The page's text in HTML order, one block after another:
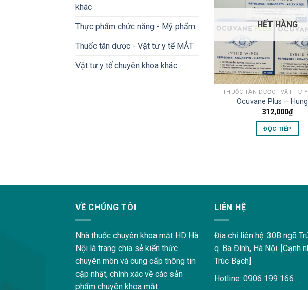
khác
Thực phẩm chức năng - Mỹ phẩm
Thuốc tân dược - Vật tư y tế MẮT
Vật tư y tế chuyên khoa khác
HẾT HÀNG
THUỐC TÂN DƯỢC - VẬT TƯ
Ocuvane Plus –
312,000₫
ĐỌC TIẾP
VỀ CHÚNG TÔI
Nhà thuốc chuyên khoa mắt HD Hà
Nội là trang chia sẻ kiến thức
chuyên môn và cung cấp thông tin
cập nhật, chính xác về các sản
phẩm chuyên khoa mắt.
LIÊN HỆ
Địa chỉ liên hệ: 30B ngõ
q. Ba Đình, Hà Nội. [Cạnh
Trúc Bạch]
Hotline: 0906 199 166